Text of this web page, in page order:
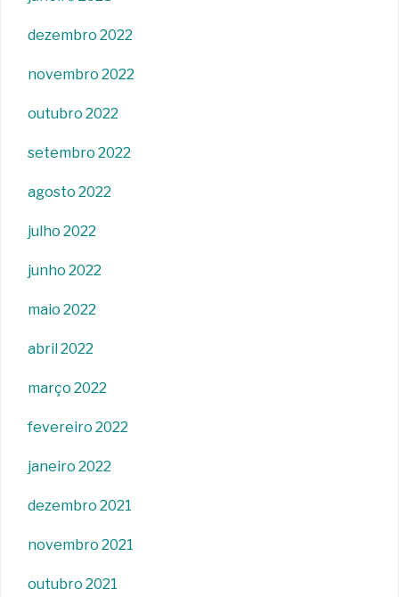
dezembro 2022
novembro 2022
outubro 2022
setembro 2022
agosto 2022
julho 2022
junho 2022
maio 2022
abril 2022
março 2022
fevereiro 2022
janeiro 2022
dezembro 2021
novembro 2021
outubro 2021